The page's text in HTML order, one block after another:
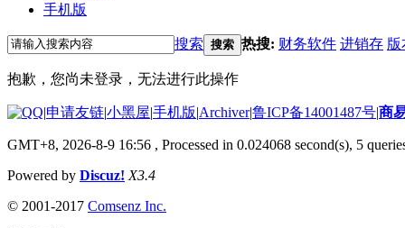
手机版
搜索 搜索 热搜: 财务软件 进销存 版
抱歉，您尚未登录，无法进行此操作
|申请友链|小黑屋|手机版|Archiver|鲁ICP备14001487号|商
GMT+8, 2026-8-9 16:56 , Processed in 0.024068 second(s), 5
Powered by Discuz! X3.4
© 2001-2017 Comsenz Inc.